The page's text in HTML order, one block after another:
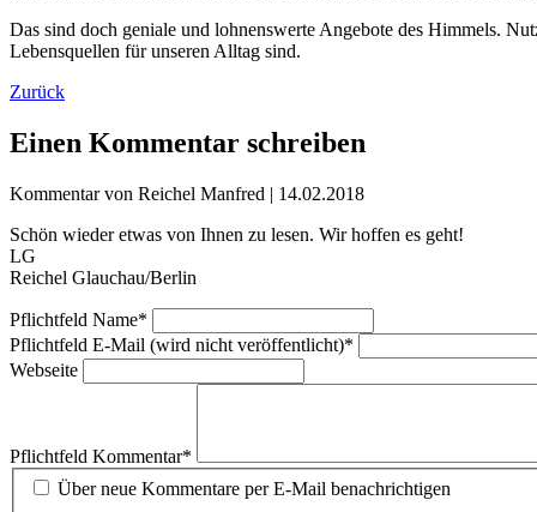
Das sind doch geniale und lohnenswerte Angebote des Himmels.
Lebensquellen für unseren Alltag sind.
Zurück
Einen Kommentar schreiben
Kommentar von Reichel Manfred | 14.02.2018
Schön wieder etwas von Ihnen zu lesen. Wir hoffen es geht!
LG
Reichel Glauchau/Berlin
Pflichtfeld Name*
Pflichtfeld E-Mail (wird nicht veröffentlicht)*
Webseite
Pflichtfeld Kommentar*
Über neue Kommentare per E-Mail benachrichtigen